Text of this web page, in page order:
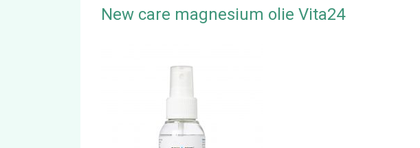
New care magnesium olie Vita24